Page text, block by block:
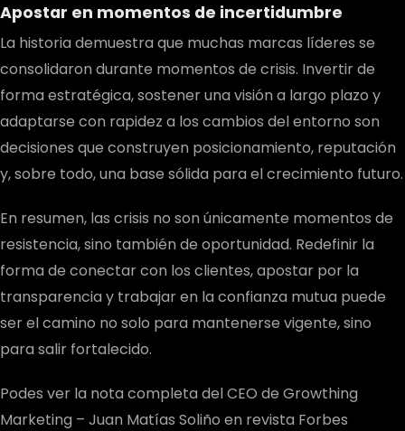
Apostar en momentos de incertidumbre
La historia demuestra que muchas marcas líderes se
consolidaron durante momentos de crisis. Invertir de
forma estratégica, sostener una visión a largo plazo y
adaptarse con rapidez a los cambios del entorno son
decisiones que construyen posicionamiento, reputación
y, sobre todo, una base sólida para el crecimiento futuro.
En resumen, las crisis no son únicamente momentos de
resistencia, sino también de oportunidad. Redefinir la
forma de conectar con los clientes, apostar por la
transparencia y trabajar en la confianza mutua puede
ser el camino no solo para mantenerse vigente, sino
para salir fortalecido.
Podes ver la nota completa del CEO de Growthing
Marketing – Juan Matías Soliño en revista Forbes